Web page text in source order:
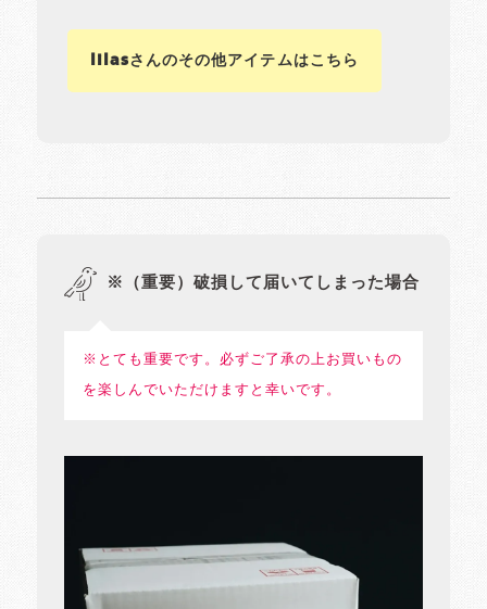
lilasさんのその他アイテムはこちら
※（重要）破損して届いてしまった場合
※とても重要です。必ずご了承の上お買いもの
を楽しんでいただけますと幸いです。